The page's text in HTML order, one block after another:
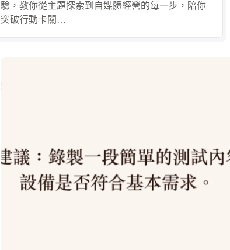
驗，教你從主題探索到自媒體經營的每一步，陪你
突破行動卡關…